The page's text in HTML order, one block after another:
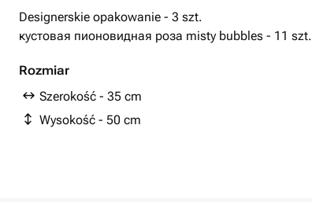
Designerskie opakowanie - 3 szt.
кустовая пионовидная роза misty bubbles - 11 szt.
Rozmiar
Szerokość - 35 cm
Wysokość - 50 cm